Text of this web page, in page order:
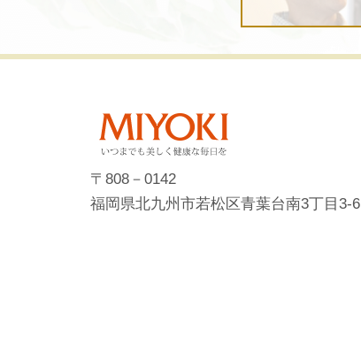
〒808－0142
福岡県北九州市若松区青葉台南3丁目3-6